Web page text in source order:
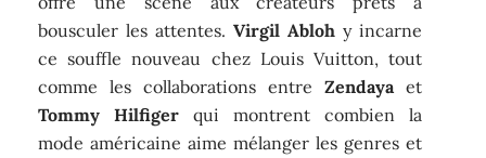
bousculer les attentes. Virgil Ablohy incarne
ce souffle nouveau chez Louis Vuitton, tout
comme les collaborations entre Zendayaet
Tommy Hilfiger qui montrent combien la
mode américaine aime mélanger les genres et